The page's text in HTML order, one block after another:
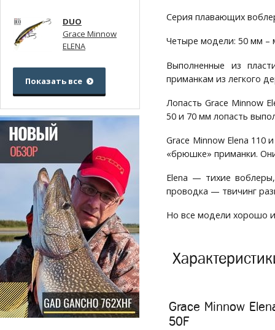
Серия плавающих
Четыре модели: 50 мм –
Выполненные из
приманкам из легкого
Лопасть Grace Minnow
50 и 70 мм лопасть
Grace Minnow Elena 110
«брюшке» приманки.
Elena — тихие
проводка — твичинг
Но все модели хорошо
Grace Minnow
50F
DUO
Grace Minnow
ELENA
Показать все